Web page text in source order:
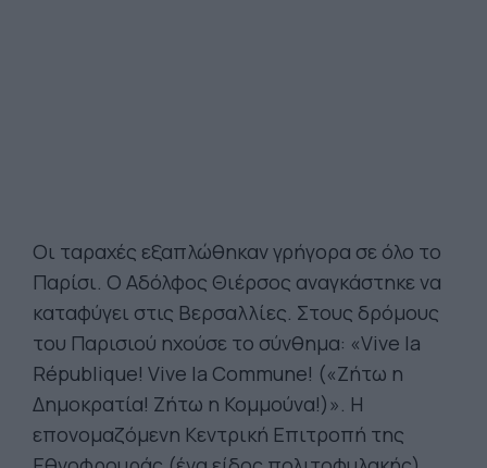
Οι ταραχές εξαπλώθηκαν γρήγορα σε όλο το
Παρίσι. Ο Αδόλφος Θιέρσος αναγκάστηκε να
καταφύγει στις Βερσαλλίες. Στους δρόμους
του Παρισιού ηχούσε το σύνθημα: «Vive la
République! Vive la Commune! («Ζήτω η
Δημοκρατία! Ζήτω η Κομμούνα!)». Η
επονομαζόμενη Κεντρική Επιτροπή της